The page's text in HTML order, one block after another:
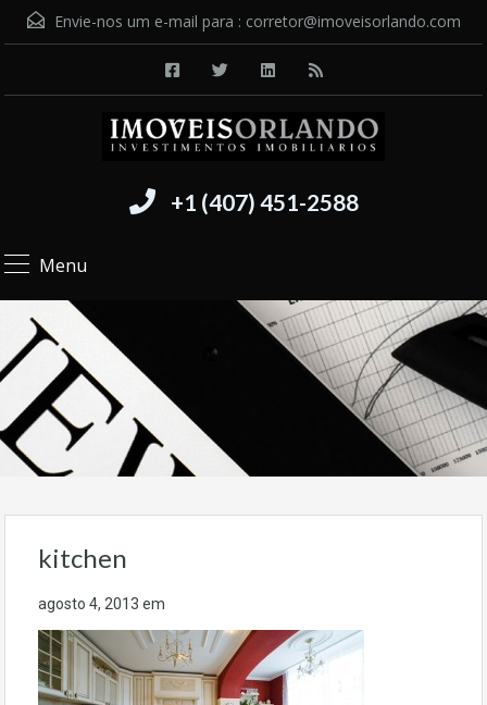
Envie-nos um e-mail para : corretor@imoveisorlando.com
+1 (407) 451-2588
Menu
kitchen
agosto 4, 2013 em